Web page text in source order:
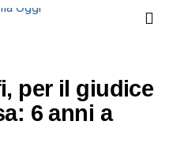
per il giudice
6 anni a